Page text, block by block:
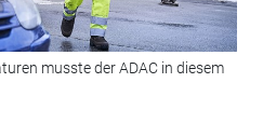
musste der ADAC in diesem